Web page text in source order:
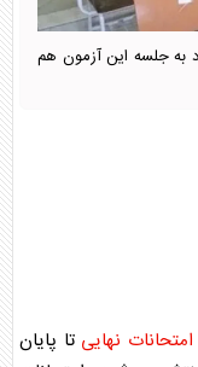
کارت ورود به جلسه این آزمون هم
امتحانات نهایی تا پایان